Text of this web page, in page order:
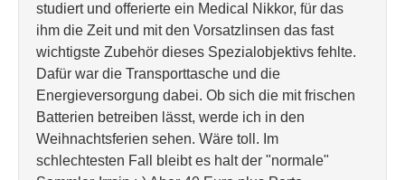
studiert und offerierte ein Medical Nikkor, für das
ihm die Zeit und mit den Vorsatzlinsen das fast
wichtigste Zubehör dieses Spezialobjektivs fehlte.
Dafür war die Transporttasche und die
Energieversorgung dabei. Ob sich die mit frischen
Batterien betreiben lässt, werde ich in den
Weihnachtsferien sehen. Wäre toll. Im
schlechtesten Fall bleibt es halt der "normale"